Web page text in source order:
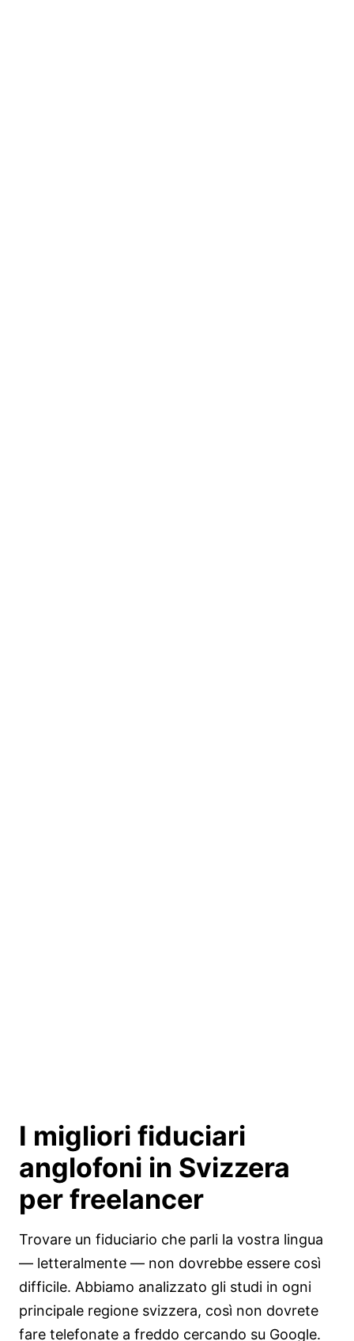
I migliori fiduciari
anglofoni in Svizzera
per freelancer
Trovare un fiduciario che parli la vostra lingua
— letteralmente — non dovrebbe essere così
difficile. Abbiamo analizzato gli studi in ogni
principale regione svizzera, così non dovrete
fare telefonate a freddo cercando su Google.